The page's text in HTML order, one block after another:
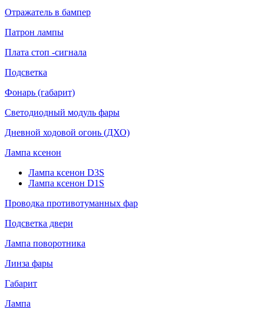
Отражатель в бампер
Патрон лампы
Плата стоп -сигнала
Подсветка
Фонарь (габарит)
Светодиодный модуль фары
Дневной ходовой огонь (ДХО)
Лампа ксенон
Лампа ксенон D3S
Лампа ксенон D1S
Проводка противотуманных фар
Подсветка двери
Лампа поворотника
Линза фары
Габарит
Лампа